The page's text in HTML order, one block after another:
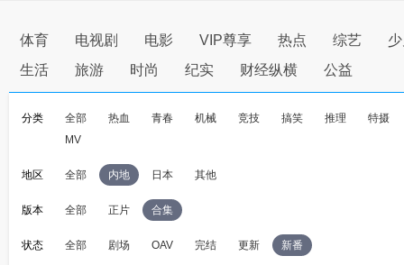
体育 电视剧 电影 VIP尊享 热点 综艺
生活
旅游 时尚 纪实 财经纵横 公益
分类 全部 热血 青春 机械 竞技 搞笑 推理
特摄
MV
地区 全部 内地 日本 其他
版本 全部 正片 合集
状态 全部 剧场 OAV 完结 更新 新番